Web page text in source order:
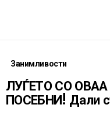
Занимливости
ЛУЃЕТО СО
ПОСЕБНИ! Дали